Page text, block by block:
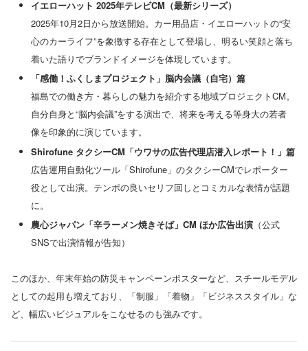
イエローハット 2025年テレビCM（最新シリーズ）
2025年10月2日から放送開始。カー用品店・イエローハットの“安
心のカーライフ”を象徴する存在として登場し、明るい笑顔と落ち
着いた語りでブランドイメージを体現しています。
「感働！ふくしまプロジェクト」脳内会議（自宅）篇
福島での働き方・暮らしの魅力を紹介する地域プロジェクトCM。
自分自身と“脳内会議”をする演出で、将来を考える等身大の若者
像を印象的に演じています。
Shirofune タクシーCM「ウワサの広告代理店潜入レポート！」篇
広告運用自動化ツール「Shirofune」のタクシーCMでレポーター
役として出演。テンポの良いセリフ回しとコミカルな表情が話題
に。
農心ジャパン「辛ラーメン焼きそば」CM ほか広告出演（公式
SNSで出演情報が告知）
このほか、年末年始の防災キャンペーンポスターなど、スチールモデル
としての起用も増えており、「制服」「着物」「ビジネススタイル」な
ど、幅広いビジュアルをこなせるのも強みです。